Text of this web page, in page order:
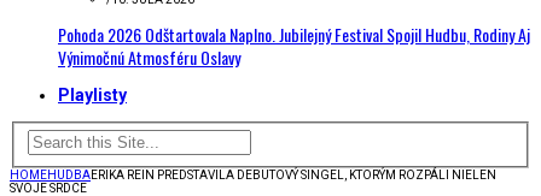
Pohoda 2026 Odštartovala Naplno. Jubilejný Festival Spojil Hudbu, Rodiny Aj
Výnimočnú Atmosféru Oslavy
Playlisty
HOMEHUDBAERIKA REIN PREDSTAVILA DEBUTOVÝ SINGEL, KTORÝM ROZPÁLI NIELEN
SVOJE SRDCE